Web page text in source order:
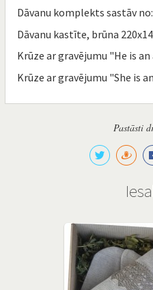
Dāvanu komplekts sastāv no:
Dāvanu kastīte, brūna
Krūze ar gravējumu "He is
Krūze ar gravējumu "She is
Pastāsti